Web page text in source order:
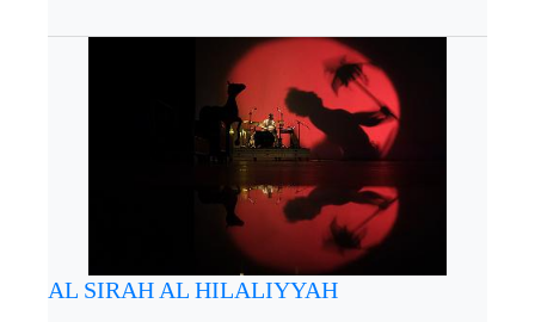
AL SIRAH AL HILALIYYAH